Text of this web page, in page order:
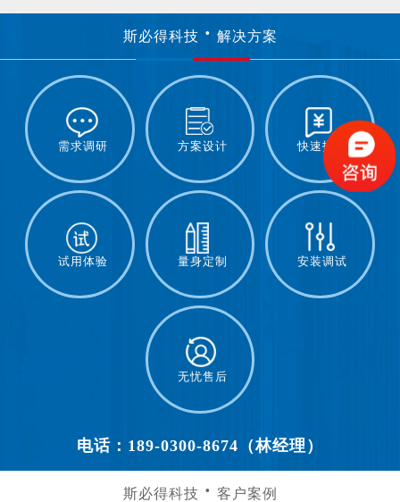
斯必得科技 解决方案
需求调研 方案设计 快速报价
试用体验 量身定制 安装调试
无忧售后
电话：189-0300-8674（林经理）
斯必得科技 客户案例